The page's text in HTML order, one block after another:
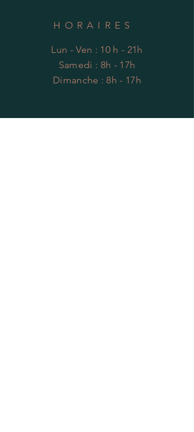
HORAIRES
Lun - Ven : 10 h - 21h
​​Samedi : 8h - 17h
​Dimanche : 8h - 17h